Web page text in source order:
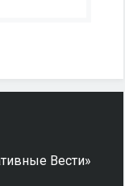
Вести»